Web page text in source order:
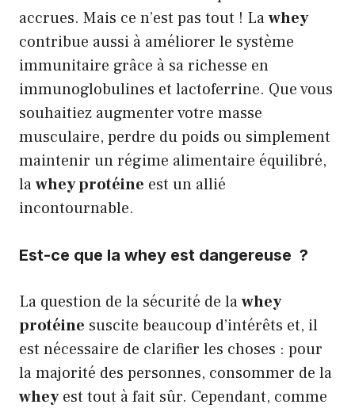
accrues. Mais ce n’est pas tout ! Lawhey
contribue aussi à améliorer le système
immunitaire grâce à sa richesse en
immunoglobulines et lactoferrine. Que vous
souhaitiez augmenter votre masse
musculaire, perdre du poids ou simplement
maintenir un régime alimentaire équilibré,
lawhey protéine est un allié
incontournable.
Est-ce que la whey est dangereuse ?
La question de la sécurité de lawhey
protéine suscite beaucoup d’intérêts et, il
est nécessaire de clarifier les choses : pour
la majorité des personnes, consommer de la
wheyest tout à fait sûr. Cependant, comme